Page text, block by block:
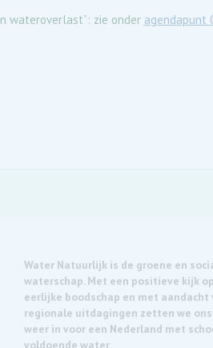
wateroverlast”: zie onder agendapunt
Water Natuurlijk is de groene en
waterschap. Met een positieve kijk
eerlijke boodschap en met aandacht
regionale uitdagingen zetten we
weer in voor een Nederland met
voldoende water.